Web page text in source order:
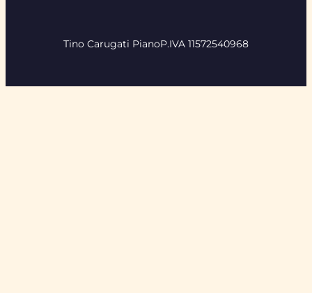
Tino Carugati PianoP.IVA 11572540968